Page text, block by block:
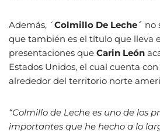
Además, ´Colmillo De Leche´ no
que también es el título que lleva
presentaciones que Carin León
Estados Unidos, el cual cuenta
alrededor del territorio norte
“Colmillo de Leche es uno de los
importantes que he hecho a lo